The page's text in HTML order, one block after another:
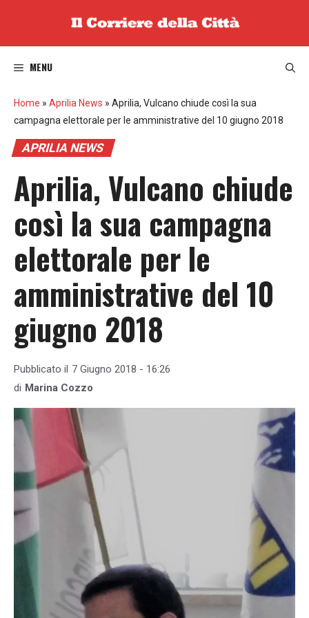
MENU
Home » Aprilia News » Aprilia, Vulcano chiude così la sua
campagna elettorale per le amministrative del 10 giugno 2018
APRILIA NEWS
Aprilia, Vulcano chiude
così la sua campagna
elettorale per le
amministrative del 10
giugno 2018
Pubblicato il 7 Giugno 2018 - 16:26
di Marina Cozzo